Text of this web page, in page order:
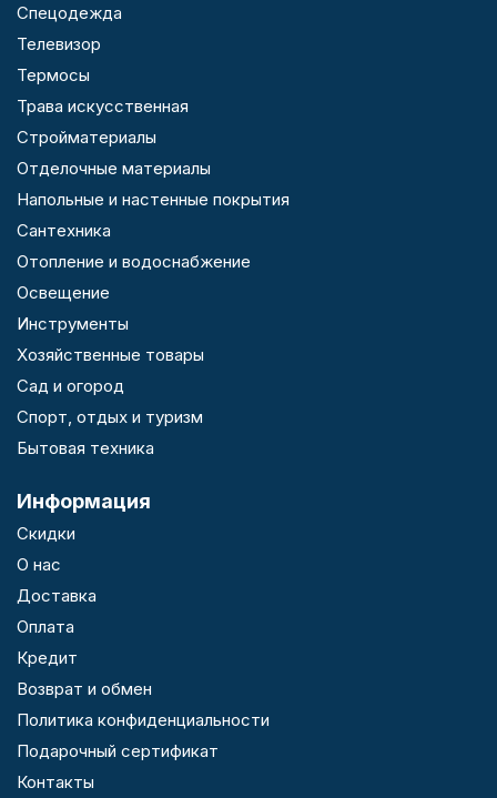
Спецодежда
Телевизор
Термосы
Трава искусственная
Стройматериалы
Отделочные материалы
Напольные и настенные покрытия
Сантехника
Отопление и водоснабжение
Освещение
Инструменты
Хозяйственные товары
Сад и огород
Спорт, отдых и туризм
Бытовая техника
Информация
Скидки
О нас
Доставка
Оплата
Кредит
Возврат и обмен
Политика конфиденциальности
Подарочный сертификат
Контакты